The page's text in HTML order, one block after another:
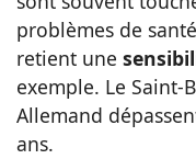
problèmes de
retient une
exemple. Le Saint-
Allemand
ans.